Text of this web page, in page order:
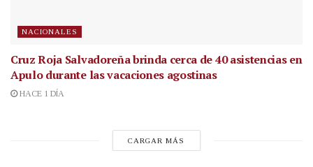
NACIONALES
Cruz Roja Salvadoreña brinda cerca de 40 asistencias en
Apulo durante las vacaciones agostinas
HACE 1 DÍA
CARGAR MÁS